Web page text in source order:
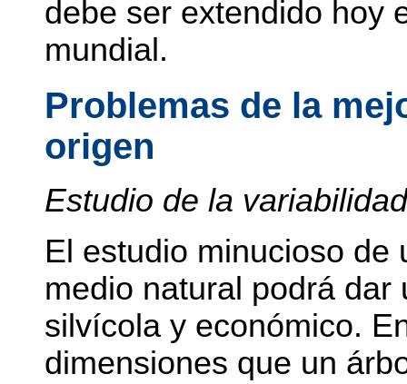
debe ser extendido hoy
mundial.
Problemas de la
origen
Estudio de la
El estudio minucioso de
medio natural podrá
silvícola y económico.
dimensiones que un